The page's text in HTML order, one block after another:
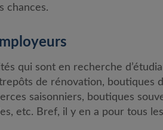
chances.
qui sont en recherche
de rénovation, boutiques
saisonniers, boutiques
etc. Bref, il y en a pour tous